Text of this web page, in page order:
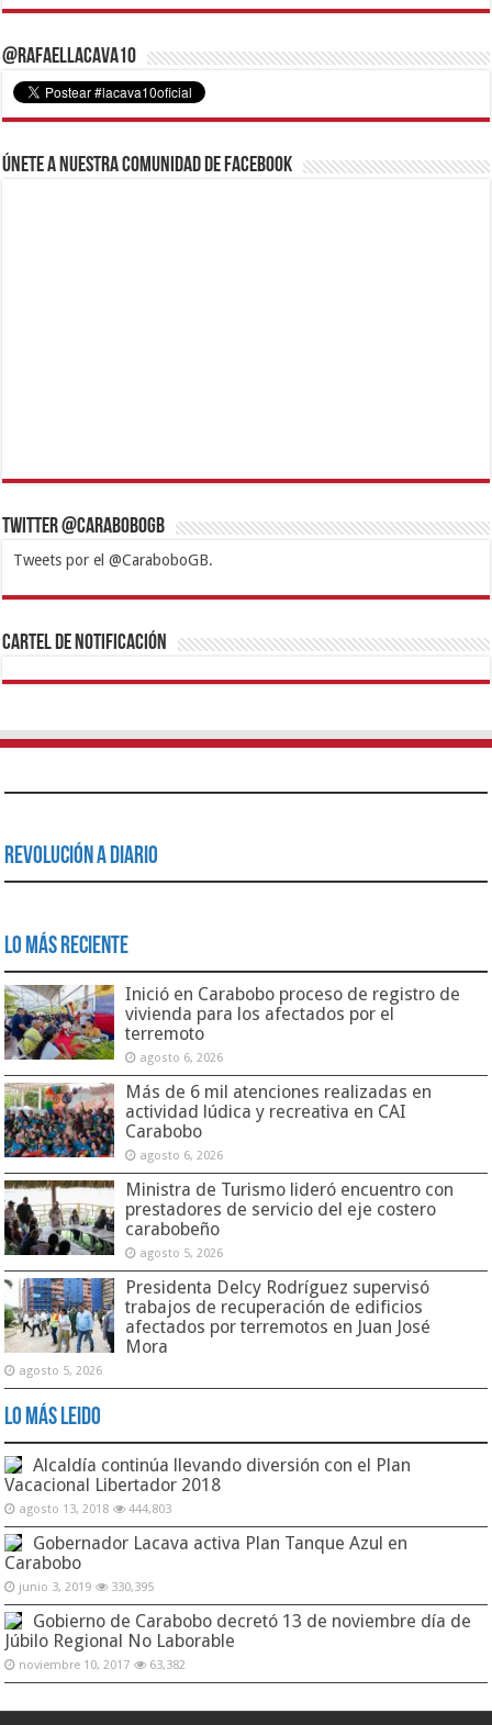
@RafaelLacava10
Únete a nuestra comunidad de Facebook
Twitter @CaraboboGB
Tweets por el @CaraboboGB.
1xbetBetturkeyBetistKralbetSupertotobetTipobetMatadorbetMariobet
https://mvbcasino.com/
Cartel de Notificación
Revolución a Diario
Lo Más Reciente
Inició en Carabobo proceso de registro de
vivienda para los afectados por el
terremoto
agosto 6, 2026
Más de 6 mil atenciones realizadas en
actividad lúdica y recreativa en CAI
Carabobo
agosto 6, 2026
Ministra de Turismo lideró encuentro con
prestadores de servicio del eje costero
carabobeño
agosto 5, 2026
Presidenta Delcy Rodríguez supervisó
trabajos de recuperación de edificios
afectados por terremotos en Juan José
Mora
agosto 5, 2026
Lo Más Leido
Alcaldía continúa llevando diversión con el Plan
Vacacional Libertador 2018
agosto 13, 2018 444,803
Gobernador Lacava activa Plan Tanque Azul en
Carabobo
junio 3, 2019 330,395
Gobierno de Carabobo decretó 13 de noviembre día de
Júbilo Regional No Laborable
noviembre 10, 2017 63,382